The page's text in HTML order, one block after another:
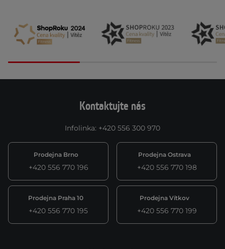
Kontaktujte nás
Infolinka: +420 556 300 970
Prodejna Brno
+420 556 770 196
Prodejna Ostrava
+420 556 770 198
Prodejna Praha 10
+420 556 770 195
Prodejna Vítkov
+420 556 770 199